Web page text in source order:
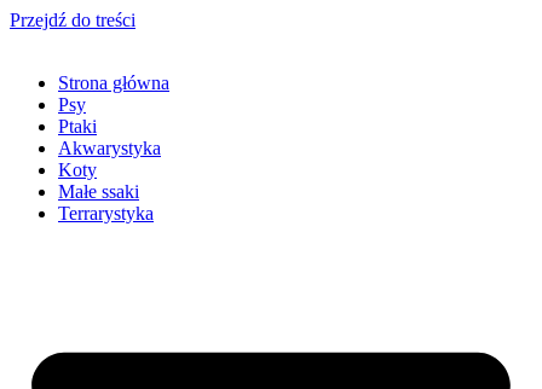
Przejdź do treści
Strona główna
Psy
Ptaki
Akwarystyka
Koty
Małe ssaki
Terrarystyka